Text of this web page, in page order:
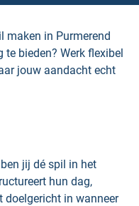
maken in Purmerend
bieden? Werk flexibel
jouw aandacht echt
jij dé spil in het
hun dag,
in wanneer